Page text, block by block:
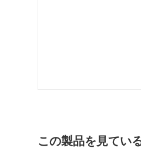
この製品を見てい